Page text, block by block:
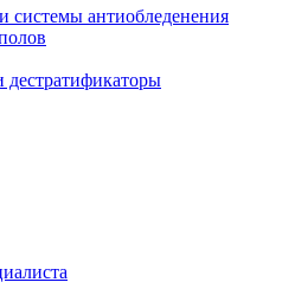
системы антиобледенения
дестратификаторы